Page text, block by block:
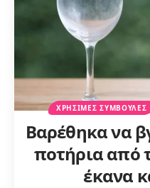
ΧΡΉΣΙΜΕΣ ΣΥΜΒΟΥΛΈΣ
Βαρέθηκα να
ποτήρια από
έκανα